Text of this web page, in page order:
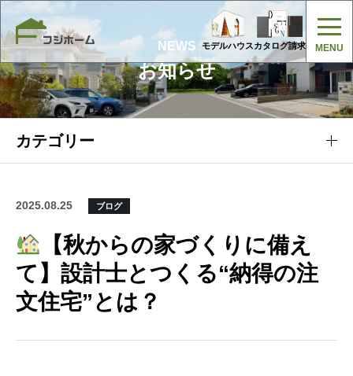
モデルハウスカタログ請求
NEWS
お知らせ
カテゴリー
2025.08.25 ブログ
【秋からの家づくりに備え
て】設計士とつくる“納得の注
文住宅”とは？